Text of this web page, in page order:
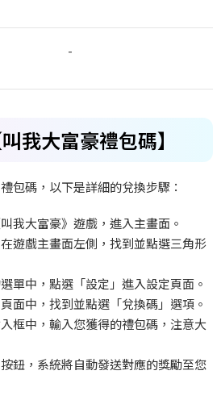
-
我大富豪禮包碼】
包碼，以下是詳細的兌換步驟：
我大富豪》遊戲，進入主畫面。
遊戲主畫面左側，找到並點選三角形
單中，點選「設定」進入設定頁面。
面中，找到並點選「兌換碼」選項。
框中，輸入您獲得的禮包碼，注意大
鈕，系統將自動發送對應的獎勵至您